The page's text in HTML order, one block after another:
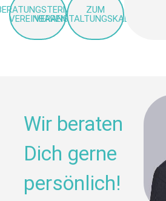
VEREINBAREN
ZUM
VERANSTALTUNGSKALENDER
Wir beraten
Dich gerne
persönlich!